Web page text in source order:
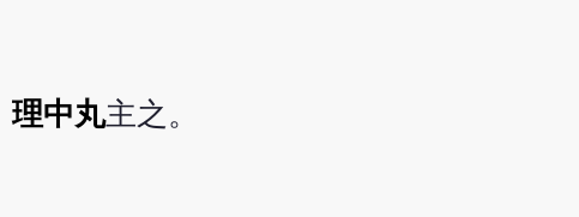
理中丸主之。